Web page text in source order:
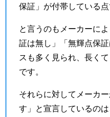
保証」が付帯している点
と言うのもメーカーに
証は無し」「無輝点保
スも多く見られ、長く
です。
それらに対してメーカ
す」と宣言しているの